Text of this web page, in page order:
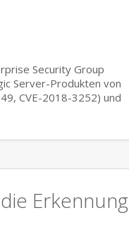
Security Group
Server-Produkten von
CVE-2018-3252) und
Erkennung